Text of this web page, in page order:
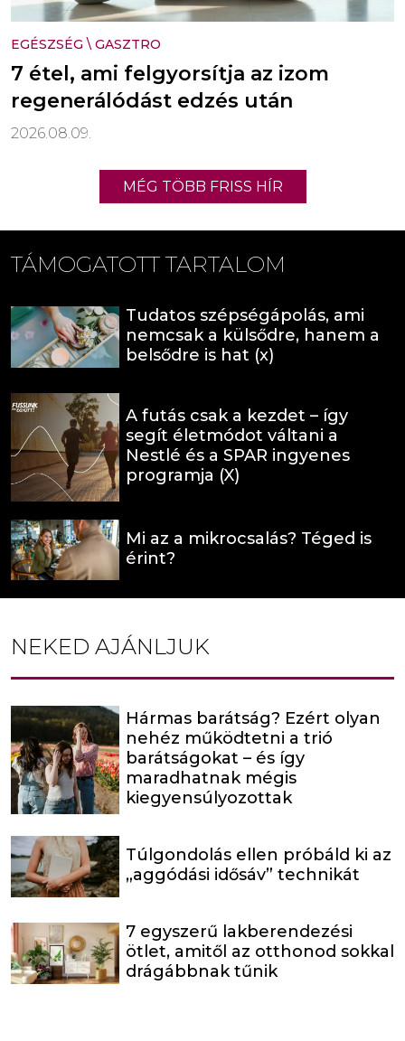
EGÉSZSÉG \ GASZTRO
7 étel, ami felgyorsítja az izom
regenerálódást edzés után
2026.08.09.
MÉG TÖBB FRISS HÍR
TÁMOGATOTT TARTALOM
Tudatos szépségápolás, ami
nemcsak a külsődre, hanem a
belsődre is hat (x)
A futás csak a kezdet – így
segít életmódot váltani a
Nestlé és a SPAR ingyenes
programja (X)
Mi az a mikrocsalás? Téged is
érint?
NEKED AJÁNLJUK
Hármas barátság? Ezért olyan
nehéz működtetni a trió
barátságokat – és így
maradhatnak mégis
kiegyensúlyozottak
Túlgondolás ellen próbáld ki az
„aggódási idősáv” technikát
7 egyszerű lakberendezési
ötlet, amitől az otthonod sokkal
drágábbnak tűnik